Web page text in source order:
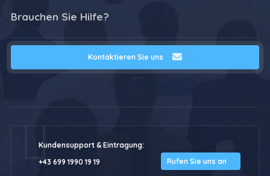
Brauchen Sie Hilfe?
Kontaktieren Sie uns
Kundensupport & Eintragung:
+43 699 1990 19 19
Rufen Sie uns an